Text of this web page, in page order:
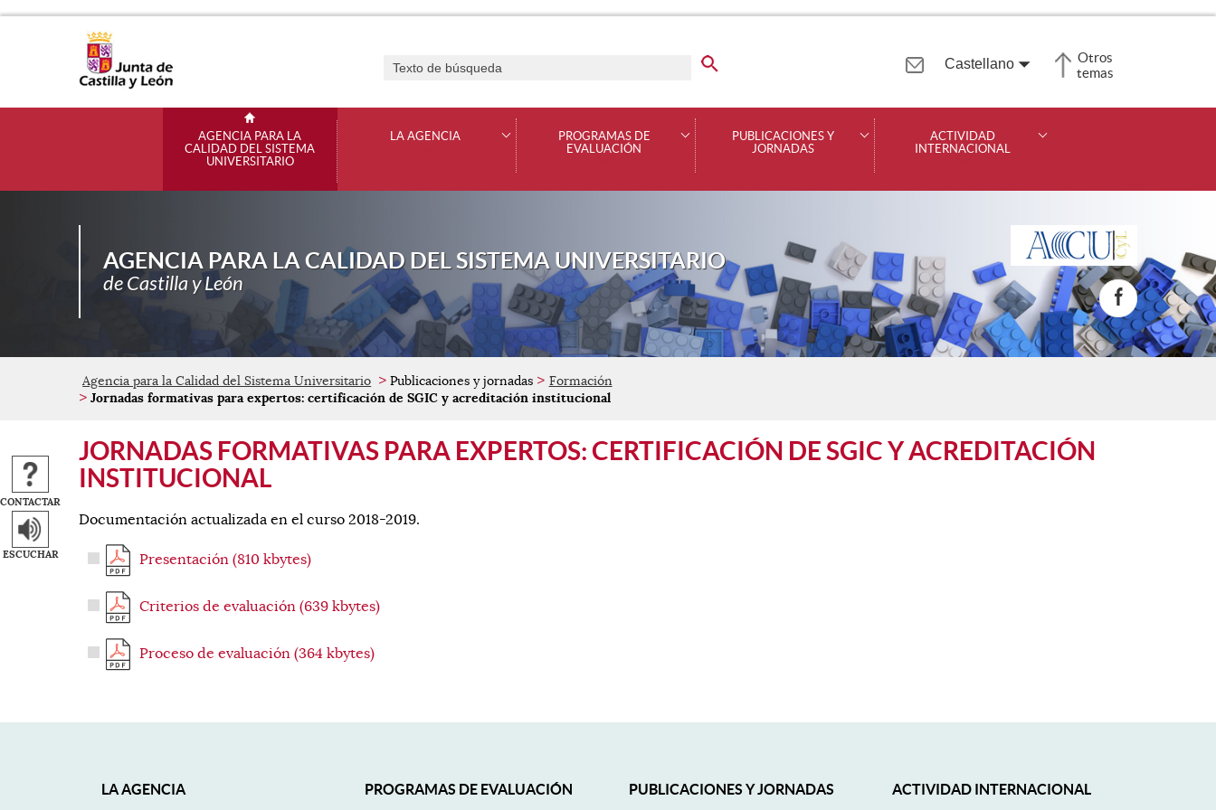
Idiomas
Castellano
Otros
temas
Menú principalAGENCIA PARA LA
CALIDAD DEL SISTEMA
UNIVERSITARIO
LA AGENCIA
PROGRAMAS DE
EVALUACIÓN
PUBLICACIONES Y
JORNADAS
ACTIVIDAD
INTERNACIONAL
AGENCIA PARA LA CALIDAD DEL SISTEMA UNIVERSITARIO
de Castilla y León
Redes
Sociales
Agencia para la Calidad del Sistema Universitario Publicaciones y jornadas
Formación
Jornadas formativas para expertos: certificación de SGIC y acreditación institucional
JORNADAS FORMATIVAS PARA EXPERTOS: CERTIFICACIÓN DE SGIC Y ACREDITACIÓN
INSTITUCIONAL
CONTACTAR
ESCUCHAR
Documentación actualizada en el curso 2018-2019.
Presentación (810 kbytes)
Criterios de evaluación (639 kbytes)
Proceso de evaluación (364 kbytes)
LA AGENCIA PROGRAMAS DE EVALUACIÓN PUBLICACIONES Y JORNADAS ACTIVIDAD INTERNACIONAL